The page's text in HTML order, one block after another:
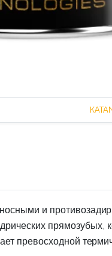
и
прямозубых,
превосходной